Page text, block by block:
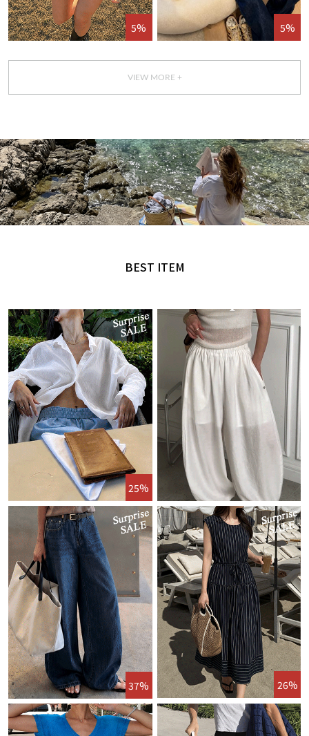
5% 5%
VIEW MORE +
MADE by NANING9
BEST ITEM
25%
37% 26%